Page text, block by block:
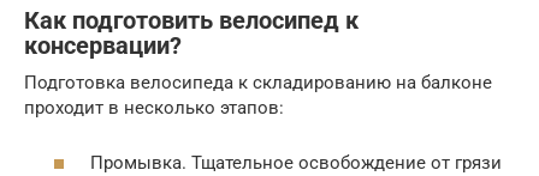
Как подготовить велосипед к
консервации?
Подготовка велосипеда к складированию на балконе
проходит в несколько этапов:
Промывка. Тщательное освобождение от грязи